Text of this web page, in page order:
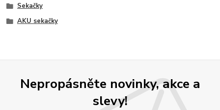
Sekačky
AKU sekačky
Nepropásněte novinky, akce a
slevy!